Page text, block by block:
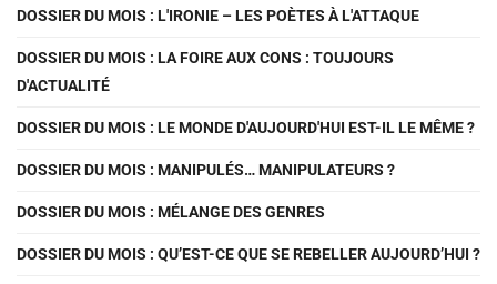
DOSSIER DU MOIS : L'IRONIE – LES POÈTES À L'ATTAQUE
DOSSIER DU MOIS : LA FOIRE AUX CONS : TOUJOURS
D'ACTUALITÉ
DOSSIER DU MOIS : LE MONDE D'AUJOURD'HUI EST-IL LE MÊME ?
DOSSIER DU MOIS : MANIPULÉS… MANIPULATEURS ?
DOSSIER DU MOIS : MÉLANGE DES GENRES
DOSSIER DU MOIS : QU’EST-CE QUE SE REBELLER AUJOURD’HUI ?